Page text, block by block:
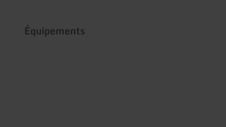
Équipements